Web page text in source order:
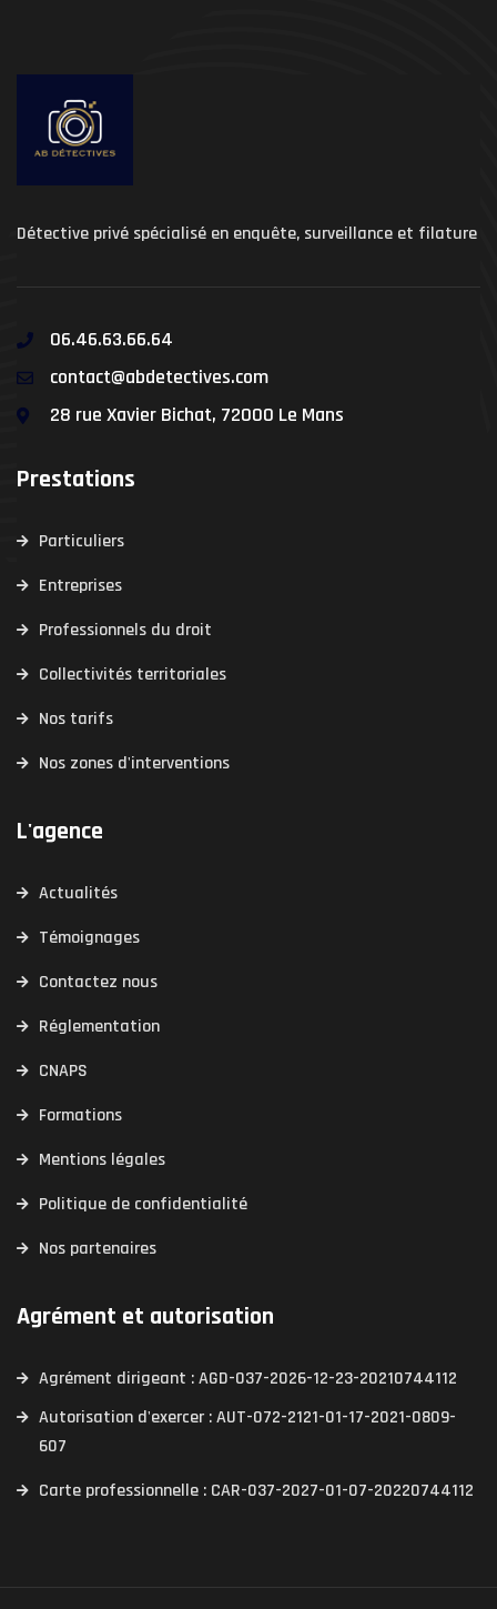
Détective privé spécialisé en enquête, surveillance et filature
06.46.63.66.64
contact@abdetectives.com
28 rue Xavier Bichat, 72000 Le Mans
Prestations
Particuliers
Entreprises
Professionnels du droit
Collectivités territoriales
Nos tarifs
Nos zones d'interventions
L'agence
Actualités
Témoignages
Contactez nous
Réglementation
CNAPS
Formations
Mentions légales
Politique de confidentialité
Nos partenaires
Agrément et autorisation
Agrément dirigeant : AGD-037-2026-12-23-20210744112
Autorisation d'exercer : AUT-072-2121-01-17-2021-0809-
607
Carte professionnelle : CAR-037-2027-01-07-20220744112